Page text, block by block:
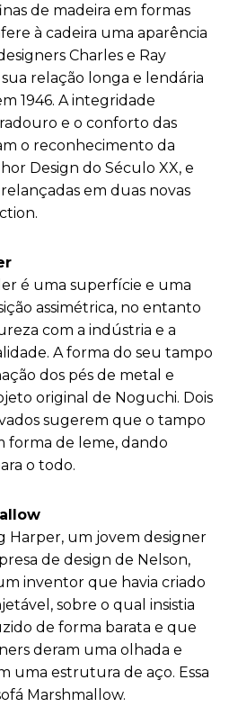
de madeira em formas
à cadeira uma aparência
Charles e Ray
relação longa e lendária
1946. A integridade
e o conforto das
o reconhecimento da
Design do Século XX, e
em duas novas
é uma superfície e uma
assimétrica, no entanto
com a indústria e a
A forma do seu tampo
dos pés de metal e
original de Noguchi. Dois
sugerem que o tampo
forma de leme, dando
o todo.
Harper, um jovem designer
de design de Nelson,
inventor que havia criado
sobre o qual insistia
de forma barata e que
deram uma olhada e
uma estrutura de aço. Essa
Marshmallow.